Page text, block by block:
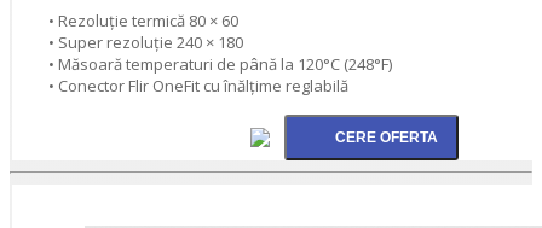
• Rezoluție termică 80 × 60
• Super rezoluție 240 × 180
• Măsoară temperaturi de până la 120°C (248°F)
• Conector Flir OneFit cu înălțime reglabilă